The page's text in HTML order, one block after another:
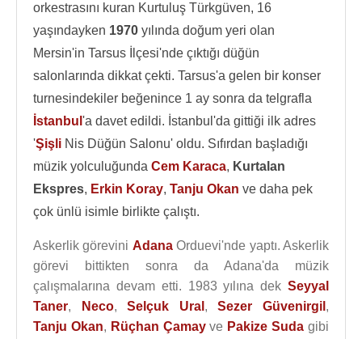
orkestrasını kuran Kurtuluş Türkgüven, 16
yaşındayken 1970 yılında doğum yeri olan
Mersin'in Tarsus İlçesi'nde çıktığı düğün
salonlarında dikkat çekti. Tarsus'a gelen bir konser
turnesindekiler beğenince 1 ay sonra da telgrafla
İstanbul 'a davet edildi. İstanbul'da gittiği ilk adres
'Şişli Nis Düğün Salonu' oldu. Sıfırdan başladığı
müzik yolculuğunda Cem Karaca, Kurtalan
Ekspres, Erkin Koray, Tanju Okan ve daha pek
çok ünlü isimle birlikte çalıştı.
Askerlik görevini AdanaOrduevi'nde yaptı. Askerlik
görevi bittikten sonra da Adana'da müzik
çalışmalarına devam etti. 1983 yılına dek Seyyal
Taner, Neco,Selçuk Ural ,Sezer Güvenirgil ,
Tanju Okan, Rüçhan Çamayve Pakize Suda gibi